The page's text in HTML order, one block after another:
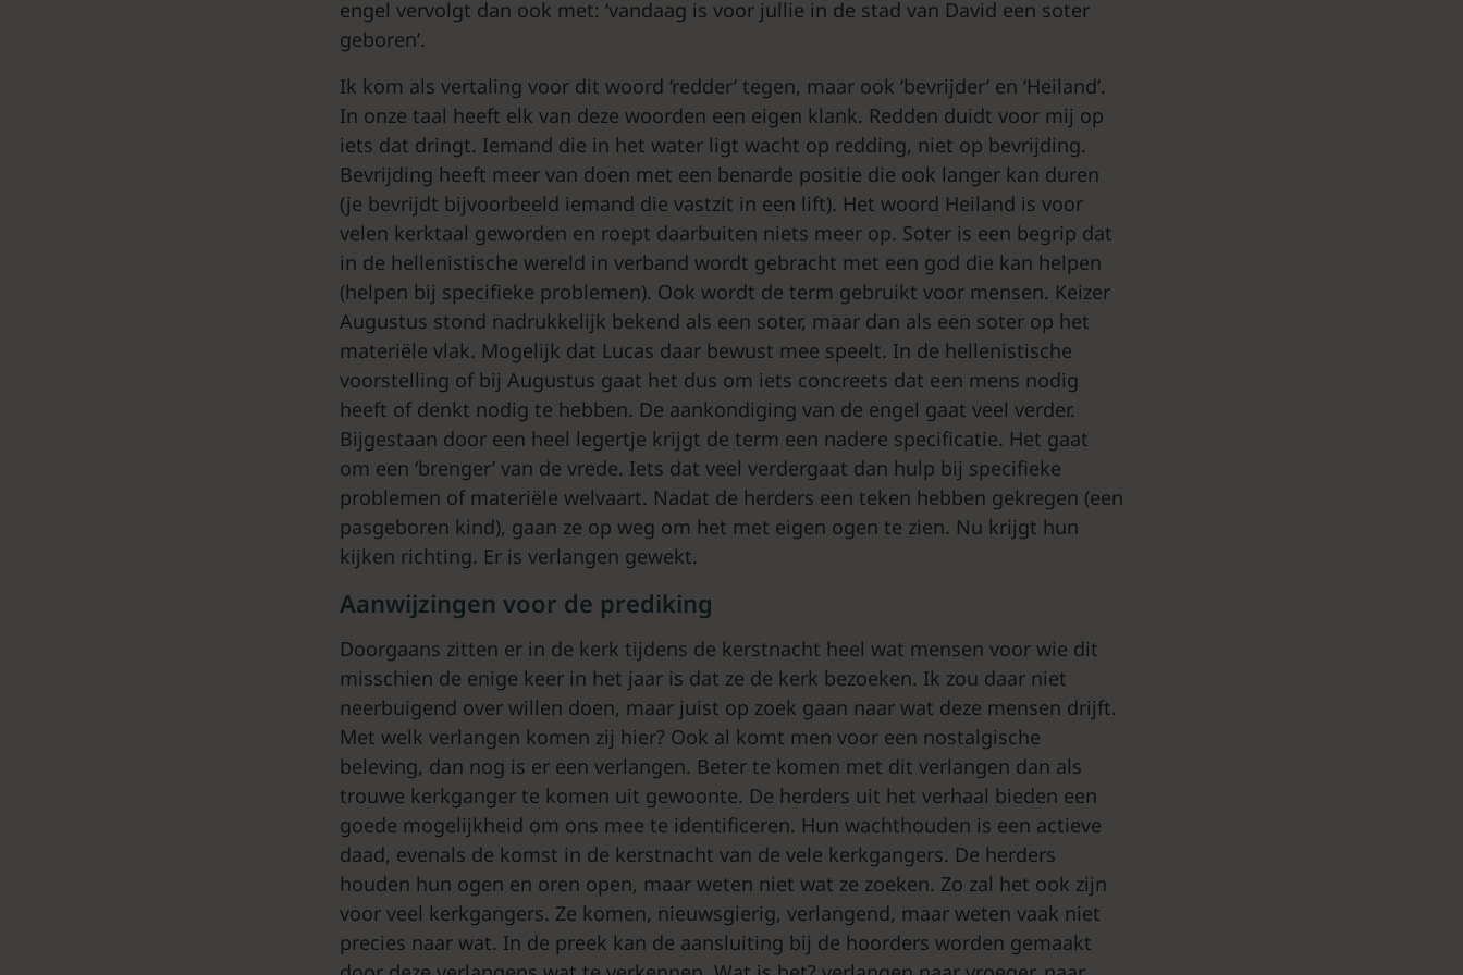
engel vervolgt dan ook met: ‘vandaag is voor jullie in de stad van David een soter
geboren’.
Ik kom als vertaling voor dit woord ‘redder’ tegen, maar ook ‘bevrijder’ en ‘Heiland’.
In onze taal heeft elk van deze woorden een eigen klank. Redden duidt voor mij op
iets dat dringt. Iemand die in het water ligt wacht op redding, niet op bevrijding.
Bevrijding heeft meer van doen met een benarde positie die ook langer kan duren
(je bevrijdt bijvoorbeeld iemand die vastzit in een lift). Het woord Heiland is voor
velen kerktaal geworden en roept daarbuiten niets meer op. Soter is een begrip dat
in de hellenistische wereld in verband wordt gebracht met een god die kan helpen
(helpen bij specifieke problemen). Ook wordt de term gebruikt voor mensen. Keizer
Augustus stond nadrukkelijk bekend als een soter, maar dan als een soter op het
materiële vlak. Mogelijk dat Lucas daar bewust mee speelt. In de hellenistische
voorstelling of bij Augustus gaat het dus om iets concreets dat een mens nodig
heeft of denkt nodig te hebben. De aankondiging van de engel gaat veel verder.
Bijgestaan door een heel legertje krijgt de term een nadere specificatie. Het gaat
om een ‘brenger’ van de vrede. Iets dat veel verdergaat dan hulp bij specifieke
problemen of materiële welvaart. Nadat de herders een teken hebben gekregen (een
pasgeboren kind), gaan ze op weg om het met eigen ogen te zien. Nu krijgt hun
kijken richting. Er is verlangen gewekt.
Aanwijzingen voor de prediking
Doorgaans zitten er in de kerk tijdens de kerstnacht heel wat mensen voor wie dit
misschien de enige keer in het jaar is dat ze de kerk bezoeken. Ik zou daar niet
neerbuigend over willen doen, maar juist op zoek gaan naar wat deze mensen drijft.
Met welk verlangen komen zij hier? Ook al komt men voor een nostalgische
beleving, dan nog is er een verlangen. Beter te komen met dit verlangen dan als
trouwe kerkganger te komen uit gewoonte. De herders uit het verhaal bieden een
goede mogelijkheid om ons mee te identificeren. Hun wachthouden is een actieve
daad, evenals de komst in de kerstnacht van de vele kerkgangers. De herders
houden hun ogen en oren open, maar weten niet wat ze zoeken. Zo zal het ook zijn
voor veel kerkgangers. Ze komen, nieuwsgierig, verlangend, maar weten vaak niet
precies naar wat. In de preek kan de aansluiting bij de hoorders worden gemaakt